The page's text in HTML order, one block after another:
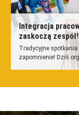
Integracja
zaskoczą zespół!
Tradycyjne
zapomnienie! Dziś